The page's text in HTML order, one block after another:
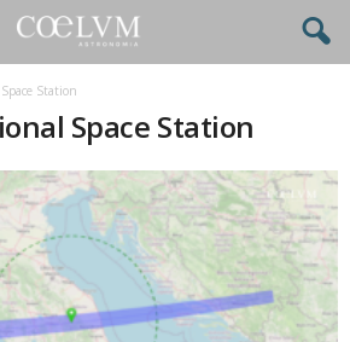
Station
Space Station